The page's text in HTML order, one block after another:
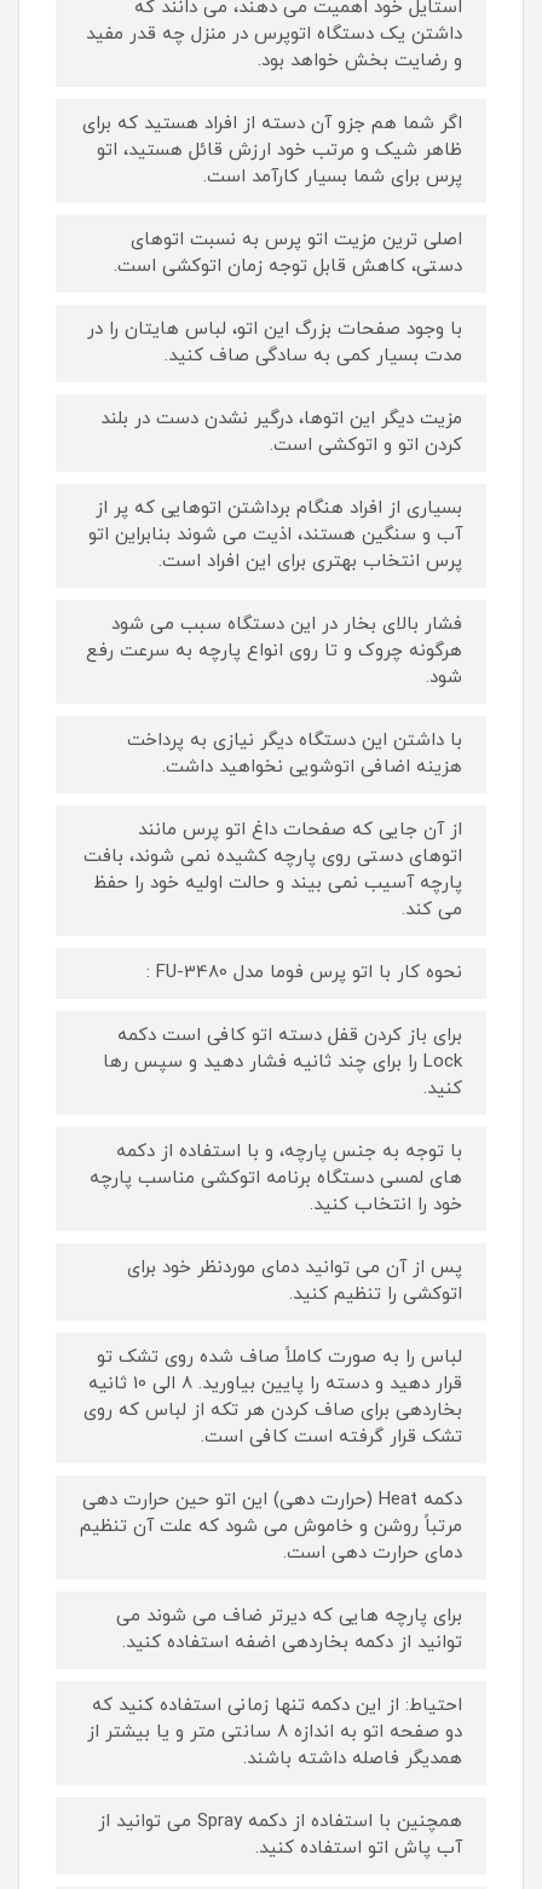
استایل خود اهمیت می دهند، می دانند که
داشتن یک دستگاه اتوپرس در منزل چه قدر مفید
و رضایت بخش خواهد بود.
اگر شما هم جزو آن دسته از افراد هستید که برای
ظاهر شیک و مرتب خود ارزش قائل هستید، اتو
پرس برای شما بسیار کارآمد است.
اصلی ترین مزیت اتو پرس به نسبت اتوهای
دستی، کاهش قابل توجه زمان اتوکشی است.
با وجود صفحات بزرگ این اتو، لباس هایتان را در
مدت بسیار کمی به سادگی صاف کنید.
مزیت دیگر این اتوها، درگیر نشدن دست در بلند
کردن اتو و اتوکشی است.
بسیاری از افراد هنگام برداشتن اتوهایی که پر از
آب و سنگین هستند، اذیت می شوند بنابراین اتو
پرس انتخاب بهتری برای این افراد است.
فشار بالای بخار در این دستگاه سبب می شود
هرگونه چروک و تا روی انواع پارچه به سرعت رفع
شود.
با داشتن این دستگاه دیگر نیازی به پرداخت
هزینه اضافی اتوشویی نخواهید داشت.
از آن جایی که صفحات داغ اتو پرس مانند
اتوهای دستی روی پارچه کشیده نمی شوند، بافت
پارچه آسیب نمی بیند و حالت اولیه خود را حفظ
می کند.
نحوه کار با اتو پرس فوما مدل FU-3480 :
برای باز کردن قفل دسته اتو کافی است دکمه
Lock را برای چند ثانیه فشار دهید و سپس رها
کنید.
با توجه به جنس پارچه، و با استفاده از دکمه
های لمسی دستگاه برنامه اتوکشی مناسب پارچه
خود را انتخاب کنید.
پس از آن می توانید دمای موردنظر خود برای
اتوکشی را تنظیم کنید.
لباس را به صورت کاملاً صاف شده روی تشک تو
قرار دهید و دسته را پایین بیاورید. 8 الی 10 ثانیه
بخاردهی برای صاف کردن هر تکه از لباس که روی
تشک قرار گرفته است کافی است.
دکمه Heat (حرارت دهی) این اتو حین حرارت دهی
مرتباً روشن و خاموش می شود که علت آن تنظیم
دمای حرارت دهی است.
برای پارچه هایی که دیرتر ضاف می شوند می
توانید از دکمه بخاردهی اضفه استفاده کنید.
احتیاط: از این دکمه تنها زمانی استفاده کنید که
دو صفحه اتو به اندازه 8 سانتی متر و یا بیشتر از
همدیگر فاصله داشته باشند.
همچنین با استفاده از دکمه Spray می توانید از
آب پاش اتو استفاده کنید.